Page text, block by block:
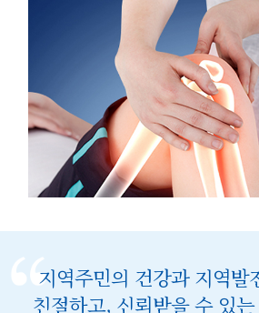
지역주민의 건강과 지역발
친절하고, 신뢰받을 수 있